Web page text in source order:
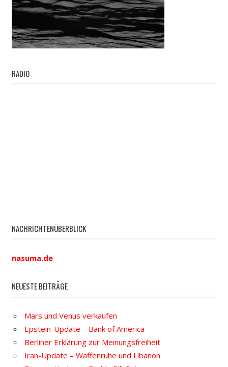
RADIO
NACHRICHTENÜBERBLICK
nasuma.de
NEUESTE BEITRÄGE
Mars und Venus verkaufen
Epstein-Update – Bank of America
Berliner Erklärung zur Meinungsfreiheit
Iran-Update – Waffenruhe und Libanon